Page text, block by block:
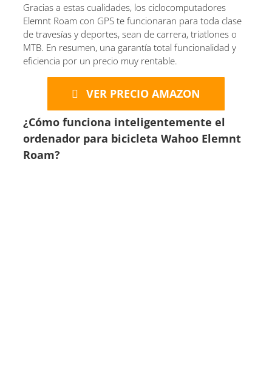
Gracias a estas cualidades, los ciclocomputadores
Elemnt Roam con GPS te funcionaran para toda clase
de travesías y deportes, sean de carrera, triatlones o
MTB. En resumen, una garantía total funcionalidad y
eficiencia por un precio muy rentable.
VER PRECIO AMAZON
¿Cómo funciona inteligentemente el
ordenador para bicicleta Wahoo Elemnt
Roam?